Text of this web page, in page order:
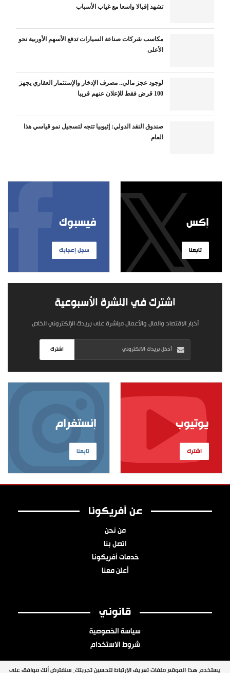
تشهد إقبالا واسعا مع غياب الأسباب
مكاسب شركات صناعة السيارات تدفع الأسهم الأوربية نحو
الأعلى
لوجود عجز مالي.. مصرف الإدخار والإستثمار العقاري يجهز
100 قرض فقط للإعلان عنهم قريبا
صندوق النقد الدولي: إثيوبيا تتجه لتسجيل نمو قياسي هذا
العام
فيسبوك
سجل إعجابك
إكس
تابعنا
اشترك في النشرة الأسبوعية
أخبار الاقتصاد والمال والأعمال مباشرة على بريدك الإلكتروني الخاص
اشترك
إنستغرام
تابعنا
يوتيوب
اشترك
عن أفريكونا
من نحن
اتصل بنا
خدمات أفريكونا
أعلن معنا
قانوني
سياسة الخصوصية
شروط الاستخدام
يستخدم هذا الموقع ملفات تعريف الارتباط لتحسين تجربتك. سنفترض أنك موافق على